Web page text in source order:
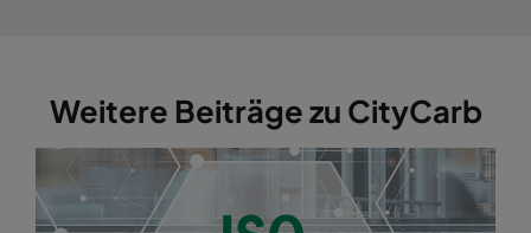
Weitere Beiträge zu CityCarb